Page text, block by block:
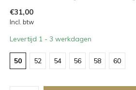
€31,00
Incl. btw
Levertijd 1 - 3 werkdagen
50 52 54 56 58 60